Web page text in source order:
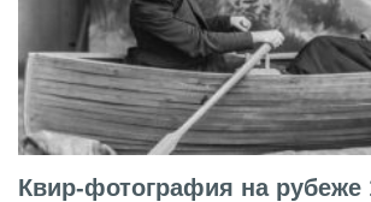
Квир-фотография на рубеже